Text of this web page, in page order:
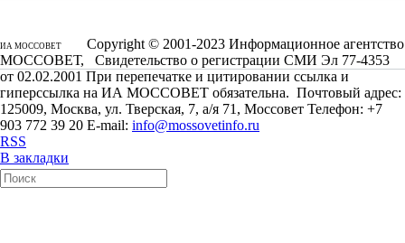
ИА МОССОВЕТ
Copyright © 2001-2023 Информационное агентство
МОССОВЕТ, Свидетельство о регистрации СМИ Эл 77-4353
от 02.02.2001 При перепечатке и цитировании ссылка и
гиперссылка на ИА МОССОВЕТ обязательна. Почтовый адрес:
125009, Москва, ул. Тверская, 7, а/я 71, Моссовет Телефон: +7
903 772 39 20 E-mail: info@mossovetinfo.ru
RSS
В закладки